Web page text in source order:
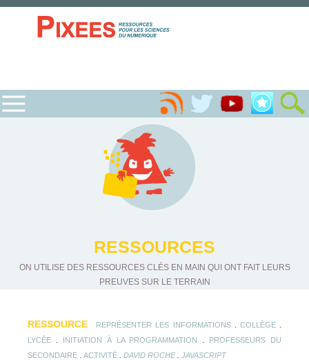
RESSOURCES
ON UTILISE DES RESSOURCES CLÉS EN MAIN QUI ONT FAIT LEURS
PREUVES SUR LE TERRAIN
RESSOURCE REPRÉSENTER LES INFORMATIONS. COLLÈGE.
LYCÉE INITIATION À LA PROGRAMMATION
PROFESSEURS DU
SECONDAIRE
ACTIVITÉ DAVID ROCHE. JAVASCRIPT